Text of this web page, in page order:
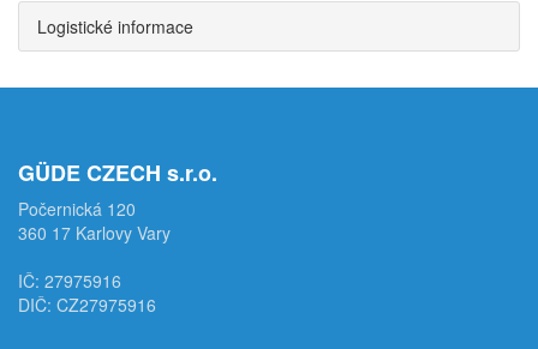
Logistické informace
GÜDE CZECH s.r.o.
Počernická 120
360 17 Karlovy Vary
IČ: 27975916
DIČ: CZ27975916